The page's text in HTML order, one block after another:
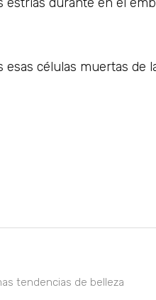
células muertas de
tendencias de belleza